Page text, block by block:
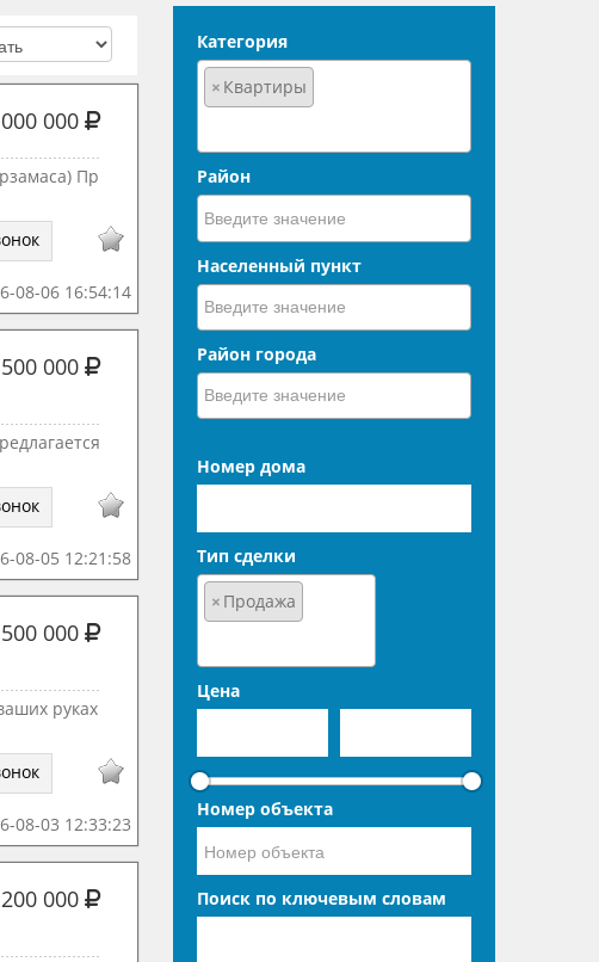
000
Пр
08-06 16:54:14
000
08-05 12:21:58
000
руках
08-03 12:33:23
000
Категория
× Квартиры
Район
Населенный пункт
Район города
Номер дома
Тип сделки
× Продажа
Цена
Номер объекта
Поиск по ключевым словам